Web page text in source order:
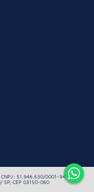
51.946.630/0001-94 Av.
SP, CEP 03150-060